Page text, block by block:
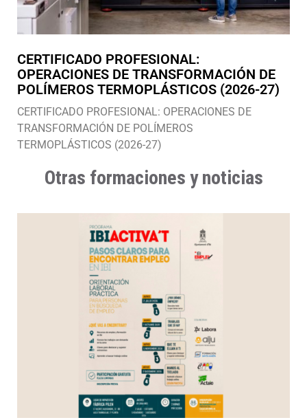
CERTIFICADO PROFESIONAL:
OPERACIONES DE TRANSFORMACIÓN DE
POLÍMEROS TERMOPLÁSTICOS (2026-27)
CERTIFICADO PROFESIONAL: OPERACIONES DE
TRANSFORMACIÓN DE POLÍMEROS
TERMOPLÁSTICOS (2026-27)
Otras formaciones y noticias